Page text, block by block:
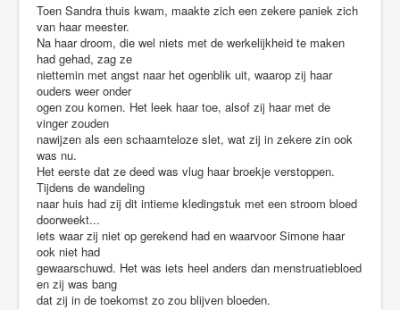
k
e
r
s
w
a
a
r
d
e
r
i
n
g
:
4
/
Toen Sandra thuis kwam, maakte zich een zekere paniek zich
van haar meester.
Na haar droom, die wel niets met de werkelijkheid te maken
had gehad, zag ze
niettemin met angst naar het ogenblik uit, waarop zij haar
ouders weer onder
ogen zou komen. Het leek haar toe, alsof zij haar met de
vinger zouden
nawijzen als een schaamteloze slet, wat zij in zekere zin ook
was nu.
Het eerste dat ze deed was vlug haar broekje verstoppen.
Tijdens de wandeling
naar huis had zij dit intieme kledingstuk met een stroom bloed
doorweekt...
iets waar zij niet op gerekend had en waarvoor Simone haar
ook niet had
gewaarschuwd. Het was iets heel anders dan menstruatiebloed
en zij was bang
dat zij in de toekomst zo zou blijven bloeden.